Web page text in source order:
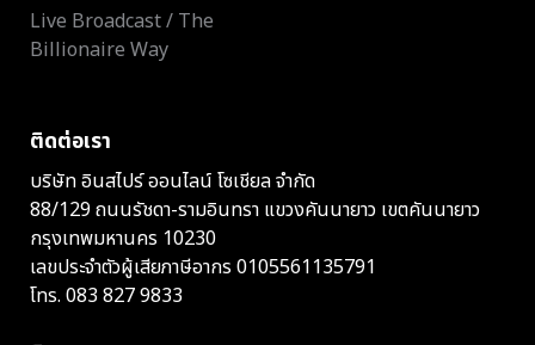
Live Broadcast / The
Billionaire Way
ติดต่อเรา
บริษัท อินสไปร์ ออนไลน์ โซเชียล จำกัด
88/129 ถนนรัชดา-รามอินทรา แขวงคันนายาว เขตคันนายาว
กรุงเทพมหานคร 10230
เลขประจำตัวผู้เสียภาษีอากร 0105561135791
โทร. 083 827 9833